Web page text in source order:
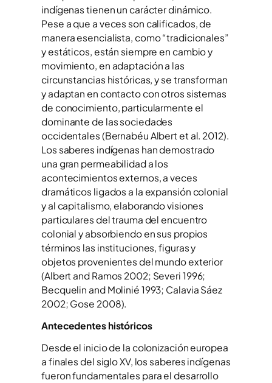
indígenas tienen un carácter dinámico.
Pese a que a veces son calificados, de
manera esencialista, como “tradicionales”
y estáticos, están siempre en cambio y
movimiento, en adaptación a las
circunstancias históricas, y se transforman
y adaptan en contacto con otros sistemas
de conocimiento, particularmente el
dominante de las sociedades
occidentales (Bernabéu Albert et al. 2012).
Los saberes indígenas han demostrado
una gran permeabilidad a los
acontecimientos externos, a veces
dramáticos ligados a la expansión colonial
y al capitalismo, elaborando visiones
particulares del trauma del encuentro
colonial y absorbiendo en sus propios
términos las instituciones, figuras y
objetos provenientes del mundo exterior
(Albert and Ramos 2002; Severi 1996;
Becquelin and Molinié 1993; Calavia Sáez
2002; Gose 2008).
Antecedentes históricos
Desde el inicio de la colonización europea
a finales del siglo XV, los saberes indígenas
fueron fundamentales para el desarrollo